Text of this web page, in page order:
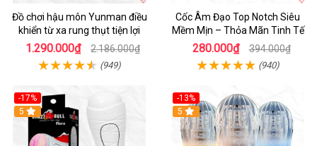
Đồ chơi hậu môn Yunman điều
khiển từ xa rung thụt tiện lợi
1.290.000₫ 2.186.000₫
(949)
Cốc Âm Đạo Top Notch Siêu
Mềm Mịn – Thỏa Mãn Tinh Tế
280.000₫ 394.000₫
(940)
-17%
5
-13%
Hot
5